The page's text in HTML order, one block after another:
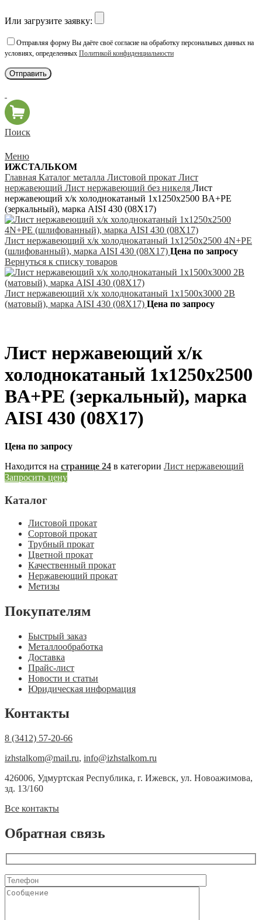
Или загрузите заявку:
Отправляя форму Вы даёте своё согласие на обработку персональных данных на
условиях, определенных Политикой конфиденциальности
Поиск
Меню
ИЖСТАЛЬКОМ
Главная Каталог металла Листовой прокат Лист
нержавеющий Лист нержавеющий без никеля Лист
нержавеющий х/к холоднокатаный 1х1250х2500 BA+PE
(зеркальный), марка AISI 430 (08Х17)
Лист нержавеющий х/к холоднокатаный 1х1250х2500 4N+PE
(шлифованный), марка AISI 430 (08Х17) Цена по запросу
Вернуться к списку товаров
Лист нержавеющий х/к холоднокатаный 1х1500х3000 2B
(матовый), марка AISI 430 (08Х17) Цена по запросу
Лист нержавеющий х/к
холоднокатаный 1х1250х2500
BA+PE (зеркальный), марка
AISI 430 (08Х17)
Цена по запросу
Находится на странице 24 в категории Лист нержавеющий
Запросить цену
Каталог
Листовой прокат
Сортовой прокат
Трубный прокат
Цветной прокат
Качественный прокат
Нержавеющий прокат
Метизы
Покупателям
Быстрый заказ
Металлообработка
Доставка
Прайс-лист
Новости и статьи
Юридическая информация
Контакты
8 (3412) 57-20-66
izhstalkom@mail.ru, info@izhstalkom.ru
426006, Удмуртская Республика, г. Ижевск, ул. Новоажимова,
зд. 13/160
Все контакты
Обратная связь